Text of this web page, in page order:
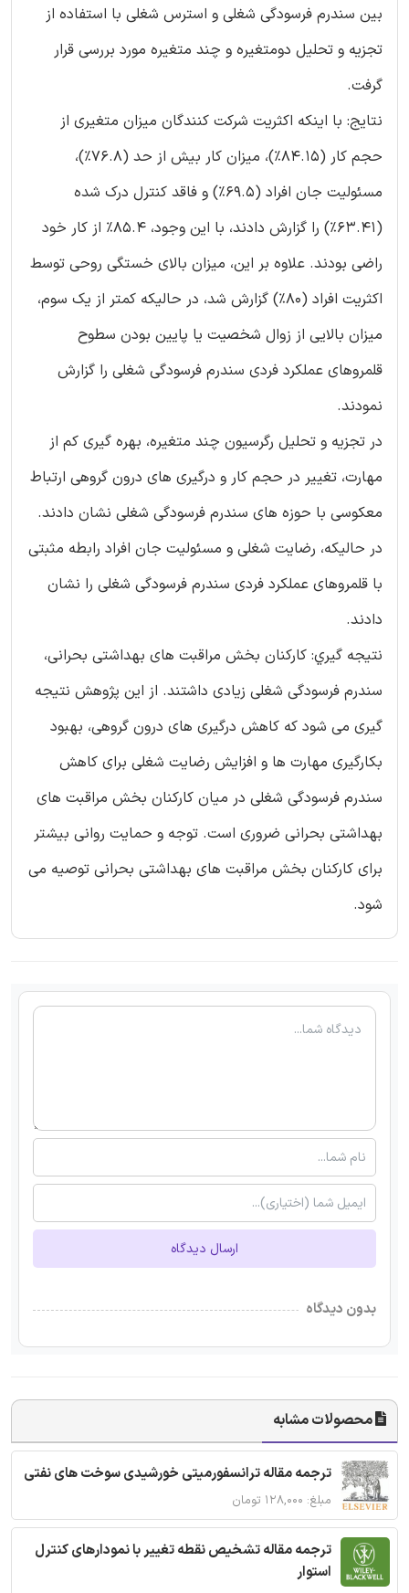
بین سندرم فرسودگی شغلی و استرس شغلی با استفاده از
تجزیه و تحلیل دومتغیره و چند متغیره مورد بررسی قرار
گرفت.
نتایج: با اينكه اکثریت شركت كنندگان میزان متغیری از
حجم کار (84.15٪)، میزان کار بیش از حد (76.8٪)،
مسئولیت جان افراد (69.5٪) و فاقد کنترل درک شده
(63.41٪) را گزارش دادند، با این وجود، 85.4٪ از کار خود
راضی بودند. علاوه بر این، میزان بالای خستگی روحی توسط
اکثریت افراد (80٪) گزارش شد، در حالیکه کمتر از یک سوم،
میزان بالایی از زوال شخصیت یا پایین بودن سطوح
قلمروهای عملکرد فردی سندرم فرسودگی شغلی را گزارش
نمودند.
در تجزیه و تحلیل رگرسیون چند متغیره، بهره گیری کم از
مهارت، تغییر در حجم کار و درگیری های درون گروهی ارتباط
معکوسی با حوزه های سندرم فرسودگی شغلی نشان دادند.
در حالیکه، رضایت شغلی و مسئولیت جان افراد رابطه مثبتی
با قلمروهای عملکرد فردی سندرم فرسودگی شغلی را نشان
دادند.
نتيجه گيري: کارکنان بخش مراقبت های بهداشتی بحرانی،
سندرم فرسودگی شغلی زیادی داشتند. از این پژوهش نتیجه
گیری می شود که کاهش درگیری های درون گروهی، بهبود
بکارگیری مهارت ها و افزایش رضایت شغلی برای کاهش
سندرم فرسودگی شغلی در میان کارکنان بخش مراقبت های
بهداشتی بحرانی ضروری است. توجه و حمایت روانی بیشتر
برای کارکنان بخش مراقبت های بهداشتی بحرانی توصیه می
شود.
ارسال دیدگاه
بدون دیدگاه
محصولات مشابه
ترجمه مقاله ترانسفورمیتی خورشیدی سوخت های نفتی
مبلغ: ۱۲۸,۰۰۰ تومان
ترجمه مقاله تشخیص نقطه تغییر با نمودارهای کنترل
استوار